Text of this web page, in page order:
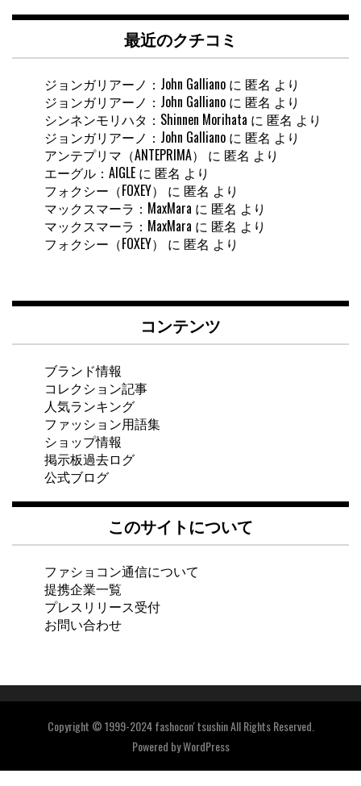
最近のクチコミ
ジョンガリアーノ：John Galliano に 匿名 より
ジョンガリアーノ：John Galliano に 匿名 より
シンネンモリハタ：Shinnen Morihata に 匿名 より
ジョンガリアーノ：John Galliano に 匿名 より
アンテプリマ（ANTEPRIMA）
に 匿名 より
エーグル：AIGLE に 匿名 より
フォクシー（FOXEY）
に 匿名 より
マックスマーラ：MaxMara に 匿名 より
マックスマーラ：MaxMara に 匿名 より
フォクシー（FOXEY）
に 匿名 より
コンテンツ
ブランド情報
コレクション記事
人気ランキング
ファッション用語集
ショップ情報
掲示板過去ログ
公式ブログ
このサイトについて
ファショコン通信について
提携企業一覧
プレスリリース受付
お問い合わせ
Copyright © 1999-2024 fashocon' tsushin All Rights Reserved.
Powered byWordPress